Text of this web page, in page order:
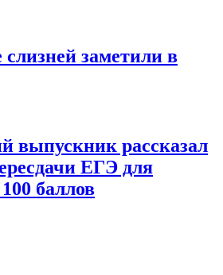
заметили в
выпускник рассказал
ЕГЭ для
баллов